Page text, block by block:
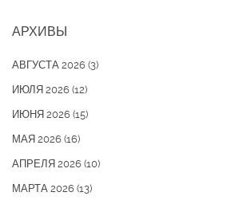
АРХИВЫ
АВГУСТА 2026 (3)
ИЮЛЯ 2026 (12)
ИЮНЯ 2026 (15)
МАЯ 2026 (16)
АПРЕЛЯ 2026 (10)
МАРТА 2026 (13)